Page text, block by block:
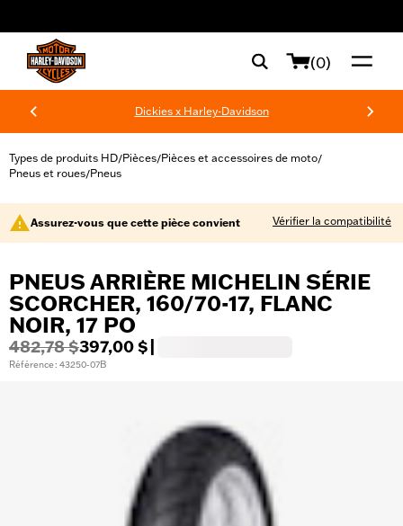
(0)
Dickies x Harley-Davidson
Types de produits HD/Pièces/Pièces et accessoires de moto/
Pneus et roues/Pneus
Assurez-vous que cette pièce convient Vérifier la compatibilité
PNEUS ARRIÈRE MICHELIN SÉRIE
SCORCHER, 160/70-17, FLANC
NOIR, 17 PO
482,78 $397,00 $
Référence : 43250-07B